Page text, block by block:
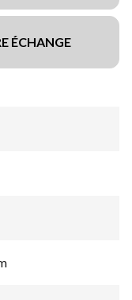
ÉCHANGE